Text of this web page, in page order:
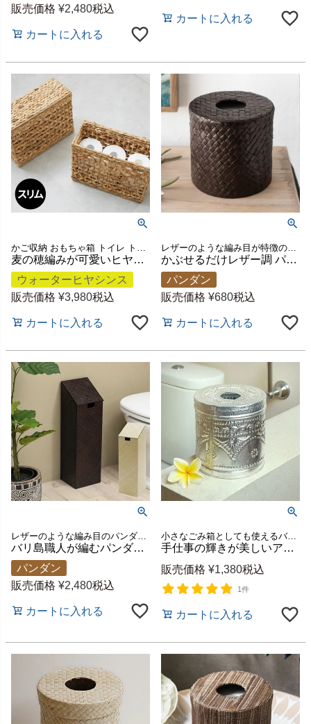
販売価格 ¥2,480税込
カートに入れる
カートに入れる
麦の穂編みが可愛いヒヤシンスのふた付き収納バスケット スリムタイプ 約W38×D15×H33cm [51320]
ウォーターヒヤシンス
販売価格 ¥3,980税込
カートに入れる
かぶせるだけレザー調 パンダン製 トイレットペーパーケース ブラウン 約W13×D13×H13cm [10663]
パンダン
販売価格 ¥680税込
カートに入れる
バリ島職人が編むパンダン製トイレットペーパーケース スクエア型 蓋付き 2色展開 [1170]
パンダン
販売価格 ¥2,480税込
カートに入れる
小さなごみ箱としても使えるバリ島のトイレットペーパーケース
手仕事の輝きが美しいアルミのトイレットペーパーケース シルバー 約W13.5×H14×D13.5cm [10204]
販売価格 ¥1,380税込
1件
カートに入れる